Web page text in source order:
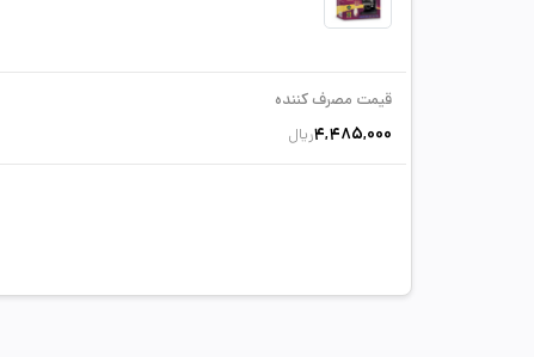
قیمت مصرف کننده
4,485,000ریال